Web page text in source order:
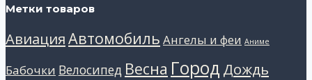
Метки товаров
АвиацияАвтомобиль Ангелы и феи Аниме
Бабочки Велосипед Весна Город Дождь